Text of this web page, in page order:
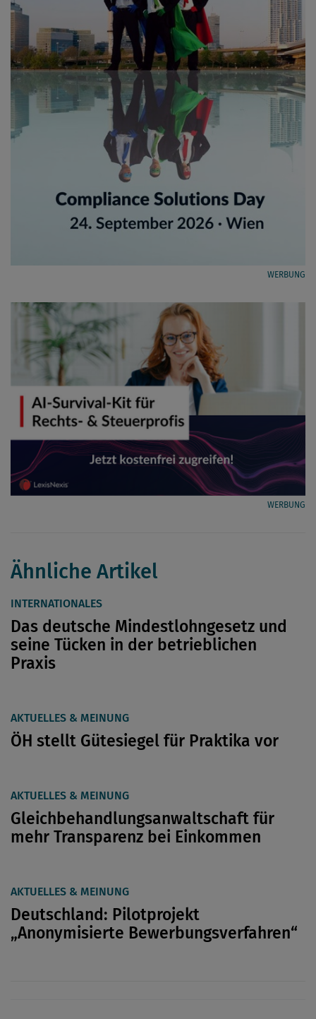
WERBUNG
WERBUNG
Ähnliche Artikel
INTERNATIONALES
Das deutsche Mindestlohngesetz und
seine Tücken in der betrieblichen
Praxis
AKTUELLES & MEINUNG
ÖH stellt Gütesiegel für Praktika vor
AKTUELLES & MEINUNG
Gleichbehandlungsanwaltschaft für
mehr Transparenz bei Einkommen
AKTUELLES & MEINUNG
Deutschland: Pilotprojekt
„Anonymisierte Bewerbungsverfahren“